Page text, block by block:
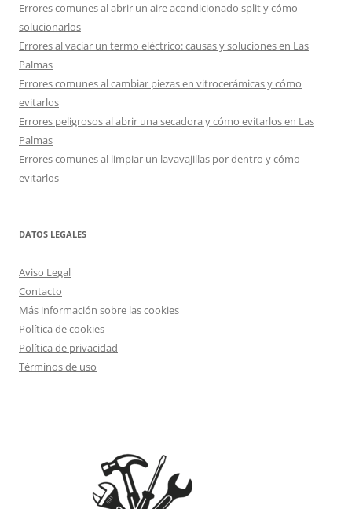
Errores comunes al abrir un aire acondicionado split y cómo
solucionarlos
Errores al vaciar un termo eléctrico: causas y soluciones en Las
Palmas
Errores comunes al cambiar piezas en vitrocerámicas y cómo
evitarlos
Errores peligrosos al abrir una secadora y cómo evitarlos en Las
Palmas
Errores comunes al limpiar un lavavajillas por dentro y cómo
evitarlos
DATOS LEGALES
Aviso Legal
Contacto
Más información sobre las cookies
Política de cookies
Política de privacidad
Términos de uso